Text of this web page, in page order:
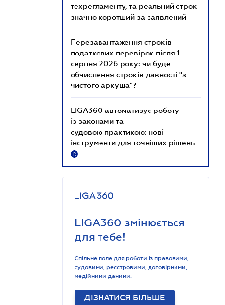
техрегламенту, та реальний строк
значно коротший за заявлений
Перезавантаження строків
податкових перевірок після 1
серпня 2026 року: чи буде
обчислення строків давності "з
чистого аркуша"?
LIGA360 автоматизує роботу
із законами та
судовою практикою: нові
інструменти для точніших рішень
R
LIGA360 змінюється
для тебе!
Спільне поле для роботи із правовими,
судовими, реєстровими, договірними,
медійними даними.
ДІЗНАТИСЯ БІЛЬШЕ